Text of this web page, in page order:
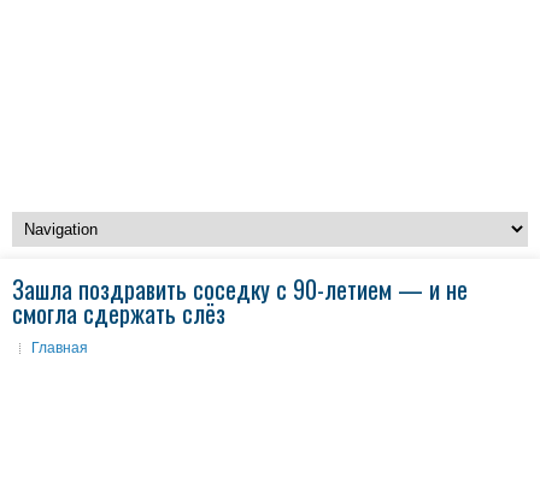
Зашла поздравить соседку с 90-летием — и не
смогла сдержать слёз
Главная